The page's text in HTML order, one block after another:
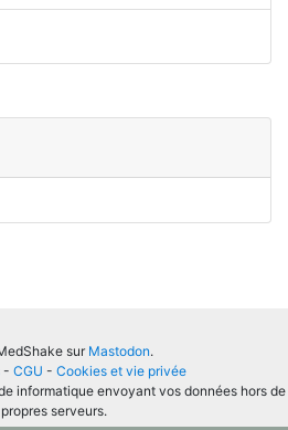
sur Mastodon.
- CGU - Cookies et vie privée
informatique envoyant vos données hors de
serveurs.